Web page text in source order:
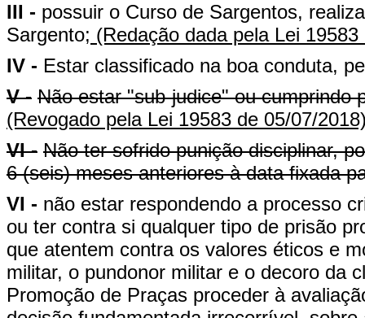
III - possuir o Curso de Sargentos,
Sargento; (Redação dada pela Lei
IV - Estar classificado na boa conduta,
V - Não estar "sub-judice" ou cumprindo
(Revogado pela Lei 19583 de 05/07/
VI - Não ter sofrido punição disciplinar,
6 (seis) meses anteriores à data fixada
VI - não estar respondendo a processo
ou ter contra si qualquer tipo de prisão
que atentem contra os valores éticos e
militar, o pundonor militar e o decoro da
Promoção de Praças proceder à